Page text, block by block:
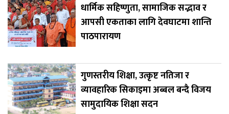
धार्मिक सहिष्णुता, सामाजिक सद्भाव र
आपसी एकताका लागि देवघाटमा शान्ति
पाठपारायण
गुणस्तरीय शिक्षा, उत्कृष्ट नतिजा र
व्यावहारिक सिकाइमा अब्बल बन्दै विजय
सामुदायिक शिक्षा सदन